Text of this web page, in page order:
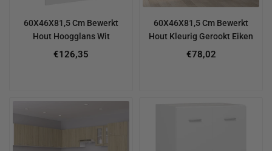
60X46X81,5 Cm Bewerkt
Hout Hoogglans Wit
€126,35
60X46X81,5 Cm Bewerkt
Hout Kleurig Gerookt Eiken
€78,02